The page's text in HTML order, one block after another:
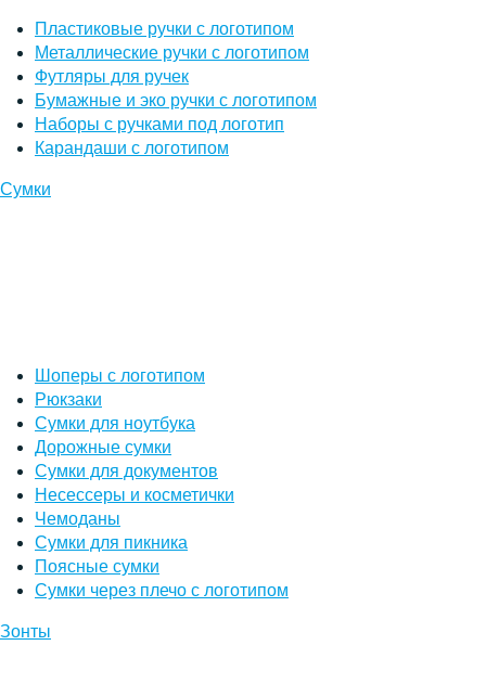
Пластиковые ручки с логотипом
Металлические ручки с логотипом
Футляры для ручек
Бумажные и эко ручки с логотипом
Наборы с ручками под логотип
Карандаши с логотипом
Сумки
Шоперы с логотипом
Рюкзаки
Сумки для ноутбука
Дорожные сумки
Сумки для документов
Несессеры и косметички
Чемоданы
Сумки для пикника
Поясные сумки
Сумки через плечо с логотипом
Зонты